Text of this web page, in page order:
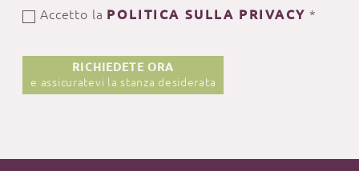
Accetto la POLITICA SULLA PRIVACY *
RICHIEDETE ORA
e assicuratevi la stanza desiderata